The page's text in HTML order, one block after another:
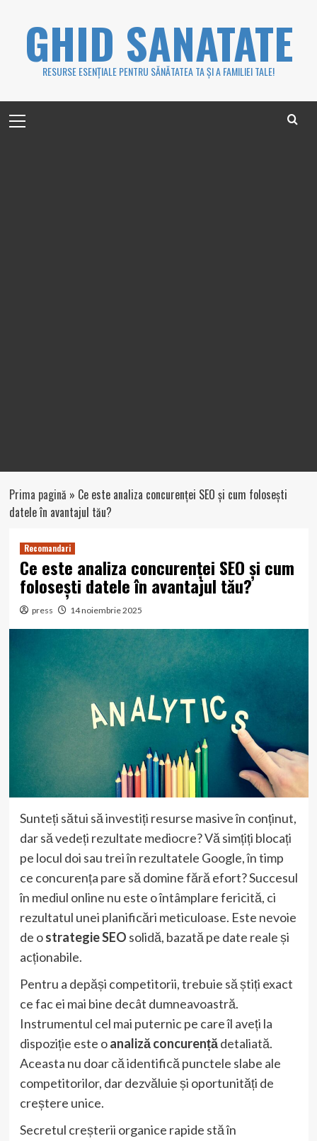
GHID SANATATE
RESURSE ESENȚIALE PENTRU SĂNĂTATEA TA ȘI A FAMILIEI TALE!
Menu
Prima pagină » Ce este analiza concurenței SEO și cum folosești
datele în avantajul tău?
Recomandari
Ce este analiza concurenței SEO și cum
folosești datele în avantajul tău?
press 14 noiembrie 2025
Sunteți sătui să investiți resurse masive în conținut,
dar să vedeți rezultate mediocre? Vă simțiți blocați
pe locul doi sau trei în rezultatele Google, în timp
ce concurența pare să domine fără efort? Succesul
în mediul online nu este o întâmplare fericită, ci
rezultatul unei planificări meticuloase. Este nevoie
de ostrategie SEO solidă, bazată pe date reale și
acționabile.
Pentru a depăși competitorii, trebuie să știți exact
ce fac ei mai bine decât dumneavoastră.
Instrumentul cel mai puternic pe care îl aveți la
dispoziție este oanaliză concurențădetaliată.
Aceasta nu doar că identifică punctele slabe ale
competitorilor, dar dezvăluie și oportunități de
creștere unice.
Secretul creșterii organice rapide stă în